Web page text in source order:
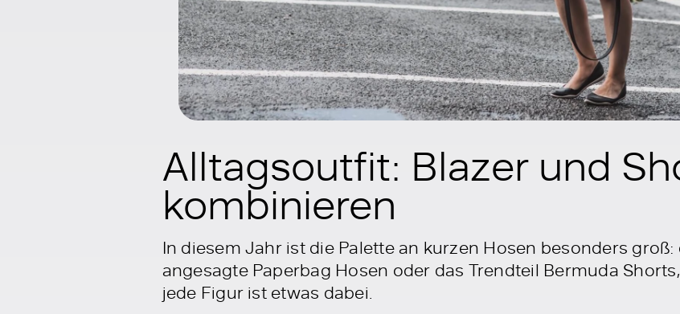
Alltagsoutfit: Blazer und
kombinieren
In diesem Jahr ist die Palette an kurzen Hosen besonders
angesagte Paperbag Hosen oder das Trendteil Bermuda
jede Figur ist etwas dabei.